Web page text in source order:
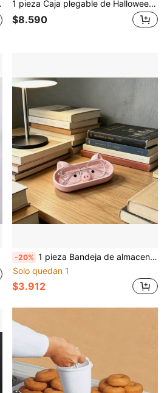
1 pieza Caja plegable de Halloween, Cesta organizadora, Contenedor de almacenamiento de juguetes y ropa de dibujos animados, Cesta de almacenamiento multiusos, Decoración de habitación, Regreso a la escuela
$8.590
-20% 1 pieza Bandeja de almacenamiento con forma de cerdo rosa con tapa con tema de cerdo, adecuada para gafas, joyas y accesorios pequeños - Lindo adorno de escritorio con forma de alcancía, caja de almacenamiento de escritorio de plástico, adecuada para la mesita de noche, la oficina - Caja de almacenamiento decorativa para gafas y artículos pequeños, bandeja para joyas
Solo quedan 1
$3.912